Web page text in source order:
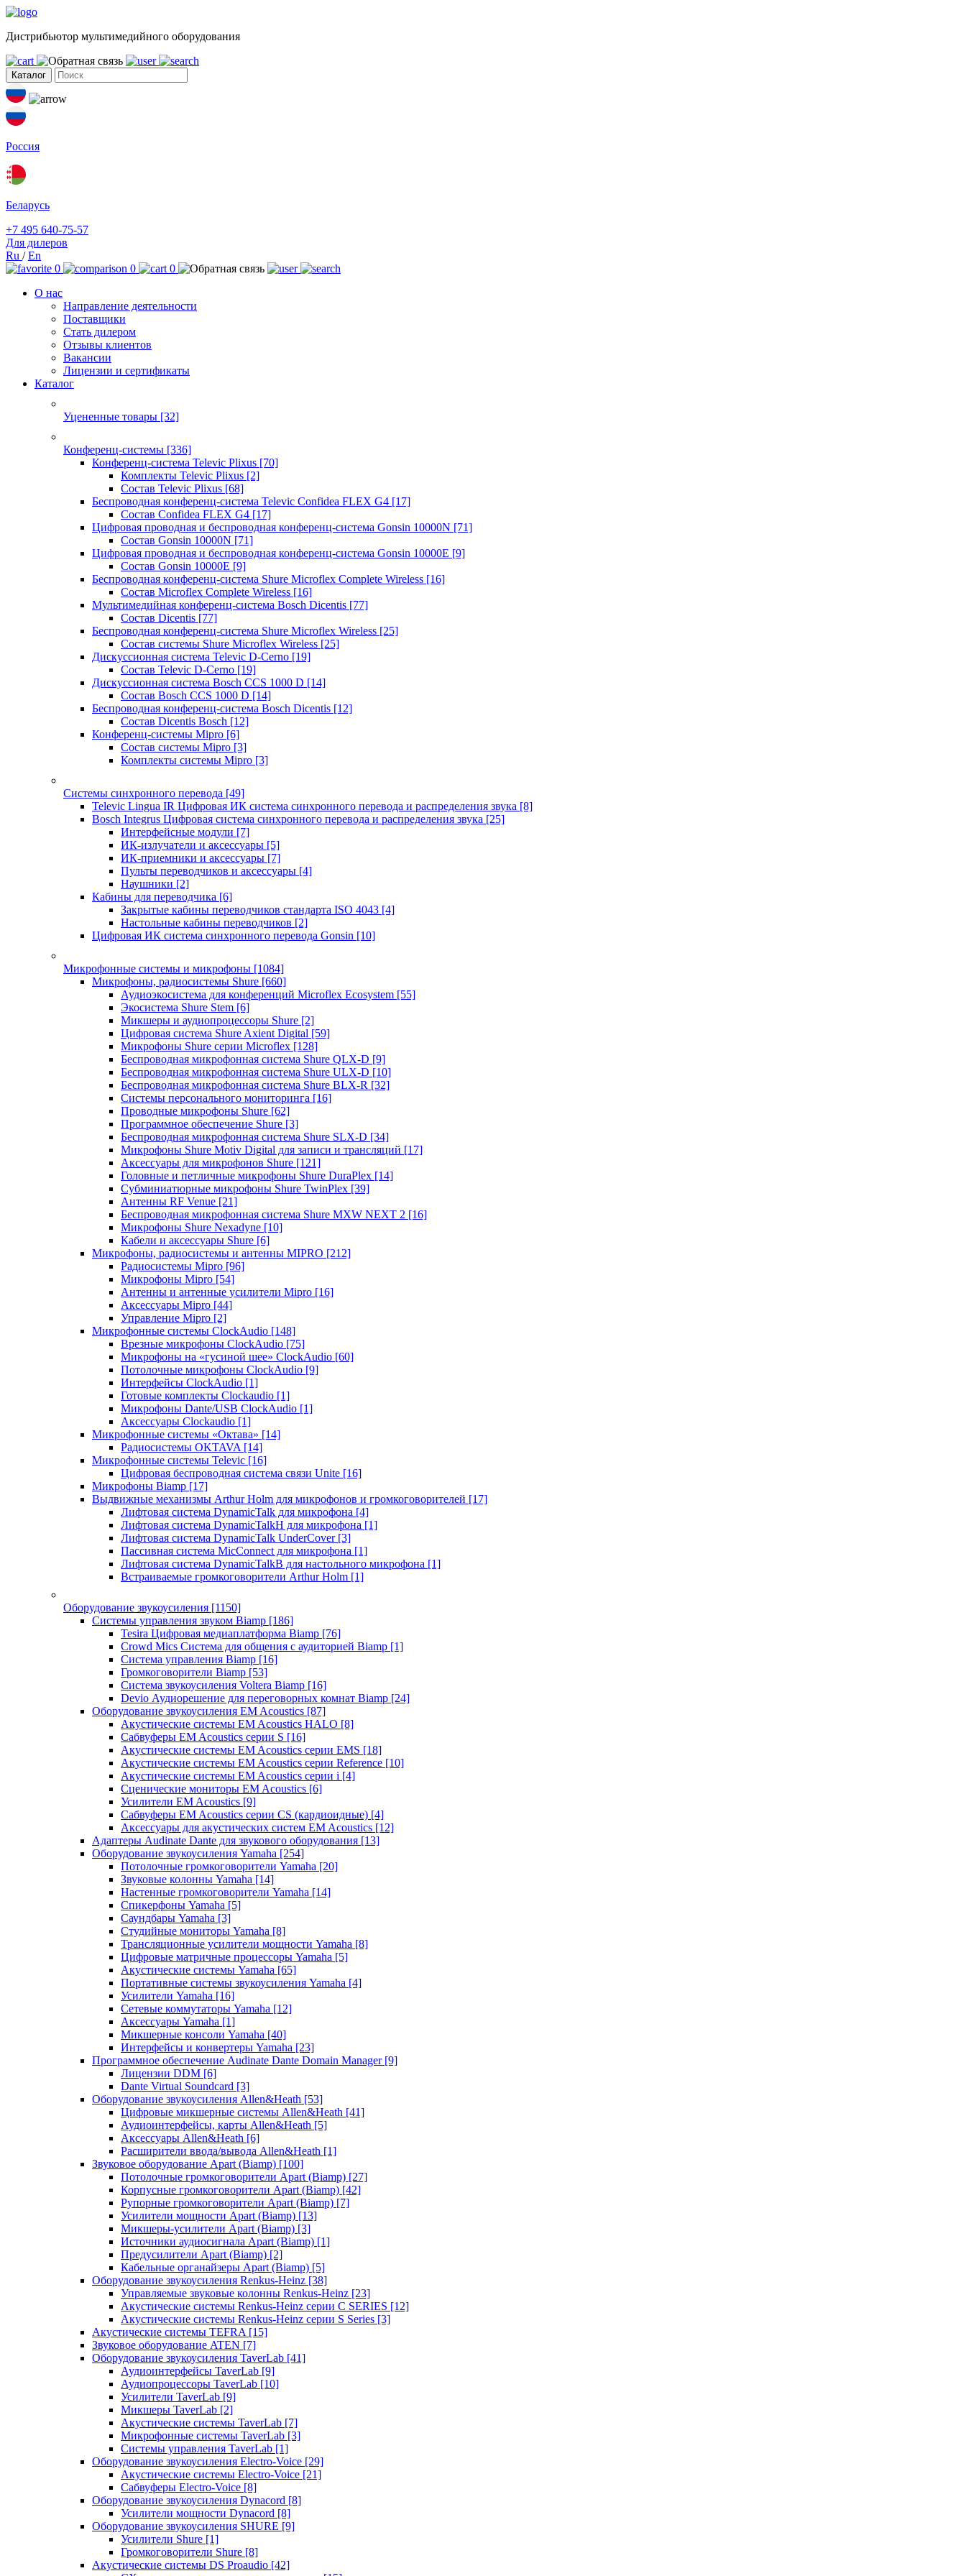
Дистрибьютор мультимедийного оборудования
Каталог
Россия
Беларусь
+7 495 640-75-57
Для дилеров
Ru /En
0
0
0
О нас
Направление деятельности
Поставщики
Стать дилером
Отзывы клиентов
Вакансии
Лицензии и сертификаты
Каталог
Уцененные товары [32]
Конференц-системы [336]
Конференц-система Televic Plixus [70]
Комплекты Televic Plixus [2]
Состав Televic Plixus [68]
Беспроводная конференц-система Televic Confidea FLEX G4 [17]
Состав Confidea FLEX G4 [17]
Цифровая проводная и беспроводная конференц-система Gonsin 10000N [71]
Состав Gonsin 10000N [71]
Цифровая проводная и беспроводная конференц-система Gonsin 10000E [9]
Состав Gonsin 10000E [9]
Беспроводная конференц-система Shure Microflex Complete Wireless [16]
Состав Microflex Complete Wireless [16]
Мультимедийная конференц-система Bosch Dicentis [77]
Состав Dicentis [77]
Беспроводная конференц-система Shure Microflex Wireless [25]
Состав системы Shure Microflex Wireless [25]
Дискуссионная система Televic D-Cerno [19]
Состав Televic D-Cerno [19]
Дискуссионная система Bosch CCS 1000 D [14]
Состав Bosch CCS 1000 D [14]
Беспроводная конференц-система Bosch Dicentis [12]
Состав Dicentis Bosch [12]
Конференц-системы Mipro [6]
Состав системы Mipro [3]
Комплекты системы Mipro [3]
Системы синхронного перевода [49]
Televic Lingua IR Цифровая ИК система синхронного перевода и распределения звука [8]
Bosch Integrus Цифровая система синхронного перевода и распределения звука [25]
Интерфейсные модули [7]
ИК-излучатели и аксессуары [5]
ИК-приемники и аксессуары [7]
Пульты переводчиков и аксессуары [4]
Наушники [2]
Кабины для переводчика [6]
Закрытые кабины переводчиков стандарта ISO 4043 [4]
Настольные кабины переводчиков [2]
Цифровая ИК система синхронного перевода Gonsin [10]
Микрофонные системы и микрофоны [1084]
Микрофоны, радиосистемы Shure [660]
Аудиоэкосистема для конференций Microflex Ecosystem [55]
Экосистема Shure Stem [6]
Микшеры и аудиопроцессоры Shure [2]
Цифровая система Shure Axient Digital [59]
Микрофоны Shure серии Microflex [128]
Беспроводная микрофонная система Shure QLX-D [9]
Беспроводная микрофонная система Shure ULX-D [10]
Беспроводная микрофонная система Shure BLX-R [32]
Системы персонального мониторинга [16]
Проводные микрофоны Shure [62]
Программное обеспечение Shure [3]
Беспроводная микрофонная система Shure SLX-D [34]
Микрофоны Shure Motiv Digital для записи и трансляций [17]
Аксессуары для микрофонов Shure [121]
Головные и петличные микрофоны Shure DuraPlex [14]
Субминиатюрные микрофоны Shure TwinPlex [39]
Антенны RF Venue [21]
Беспроводная микрофонная система Shure MXW NEXT 2 [16]
Микрофоны Shure Nexadyne [10]
Кабели и аксессуары Shure [6]
Микрофоны, радиосистемы и антенны MIPRO [212]
Радиосистемы Mipro [96]
Микрофоны Mipro [54]
Антенны и антенные усилители Mipro [16]
Аксессуары Mipro [44]
Управление Mipro [2]
Микрофонные системы ClockAudio [148]
Врезные микрофоны ClockAudio [75]
Микрофоны на «гусиной шее» ClockAudio [60]
Потолочные микрофоны ClockAudio [9]
Интерфейсы ClockAudio [1]
Готовые комплекты Clockaudio [1]
Микрофоны Dante/USB ClockAudio [1]
Аксессуары Clockaudio [1]
Микрофонные системы «Октава» [14]
Радиосистемы OKTAVA [14]
Микрофонные системы Televic [16]
Цифровая беспроводная система связи Unite [16]
Микрофоны Biamp [17]
Выдвижные механизмы Arthur Holm для микрофонов и громкоговорителей [17]
Лифтовая система DynamicTalk для микрофона [4]
Лифтовая система DynamicTalkH для микрофона [1]
Лифтовая система DynamicTalk UnderCover [3]
Пассивная система MicConnect для микрофона [1]
Лифтовая система DynamicTalkB для настольного микрофона [1]
Встраиваемые громкоговорители Arthur Holm [1]
Оборудование звукоусиления [1150]
Системы управления звуком Biamp [186]
Tesira Цифровая медиаплатформа Biamp [76]
Crowd Mics Система для общения с аудиторией Biamp [1]
Система управления Biamp [16]
Громкоговорители Biamp [53]
Система звукоусиления Voltera Biamp [16]
Devio Аудиорешение для переговорных комнат Biamp [24]
Оборудование звукоусиления EM Acoustics [87]
Акустические системы EM Acoustics HALO [8]
Сабвуферы EM Acoustics серии S [16]
Акустические системы EM Acoustics серии EMS [18]
Акустические системы EM Acoustics серии Reference [10]
Акустические системы EM Acoustics серии i [4]
Сценические мониторы EM Acoustics [6]
Усилители EM Acoustics [9]
Сабвуферы EM Acoustics серии CS (кардиоидные) [4]
Аксессуары для акустических систем EM Acoustics [12]
Адаптеры Audinate Dante для звукового оборудования [13]
Оборудование звукоусиления Yamaha [254]
Потолочные громкоговорители Yamaha [20]
Звуковые колонны Yamaha [14]
Настенные громкоговорители Yamaha [14]
Спикерфоны Yamaha [5]
Саундбары Yamaha [3]
Студийные мониторы Yamaha [8]
Трансляционные усилители мощности Yamaha [8]
Цифровые матричные процессоры Yamaha [5]
Акустические системы Yamaha [65]
Портативные системы звукоусиления Yamaha [4]
Усилители Yamaha [16]
Сетевые коммутаторы Yamaha [12]
Аксессуары Yamaha [1]
Микшерные консоли Yamaha [40]
Интерфейсы и конвертеры Yamaha [23]
Программное обеспечение Audinate Dante Domain Manager [9]
Лицензии DDM [6]
Dante Virtual Soundcard [3]
Оборудование звукоусиления Allen&Heath [53]
Цифровые микшерные системы Allen&Heath [41]
Аудиоинтерфейсы, карты Allen&Heath [5]
Аксессуары Allen&Heath [6]
Расширители ввода/вывода Allen&Heath [1]
Звуковое оборудование Apart (Biamp) [100]
Потолочные громкоговорители Apart (Biamp) [27]
Корпусные громкоговорители Apart (Biamp) [42]
Рупорные громкоговорители Apart (Biamp) [7]
Усилители мощности Apart (Biamp) [13]
Микшеры-усилители Apart (Biamp) [3]
Источники аудиосигнала Apart (Biamp) [1]
Предусилители Apart (Biamp) [2]
Кабельные органайзеры Apart (Biamp) [5]
Оборудование звукоусиления Renkus-Heinz [38]
Управляемые звуковые колонны Renkus-Heinz [23]
Акустические системы Renkus-Heinz серии C SERIES [12]
Акустические системы Renkus-Heinz серии S Series [3]
Акустические системы TEFRA [15]
Звуковое оборудование ATEN [7]
Оборудование звукоусиления TaverLab [41]
Аудиоинтерфейсы TaverLab [9]
Аудиопроцессоры TaverLab [10]
Усилители TaverLab [9]
Микшеры TaverLab [2]
Акустические системы TaverLab [7]
Микрофонные системы TaverLab [3]
Системы управления TaverLab [1]
Оборудование звукоусиления Electro-Voice [29]
Акустические системы Electro-Voice [21]
Сабвуферы Electro-Voice [8]
Оборудование звукоусиления Dynacord [8]
Усилители мощности Dynacord [8]
Оборудование звукоусиления SHURE [9]
Усилители Shure [1]
Громкоговорители Shure [8]
Акустические системы DS Proaudio [42]